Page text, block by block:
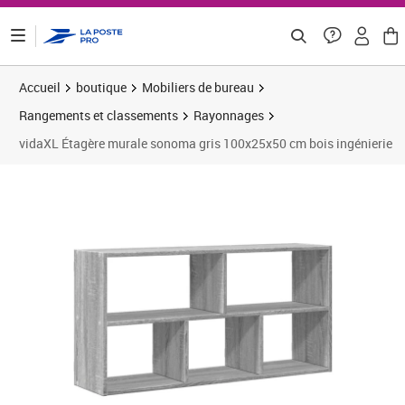
Accueil boutique
Mobiliers de bureau
Rangements et classements
Rayonnages
vidaXL Étagère murale sonoma gris 100x25x50 cm bois ingénierie